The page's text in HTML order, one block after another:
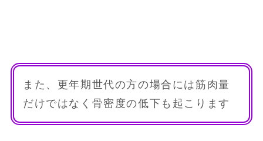
また、更年期世代の方の場合には筋肉量
だけではなく骨密度の低下も起こります